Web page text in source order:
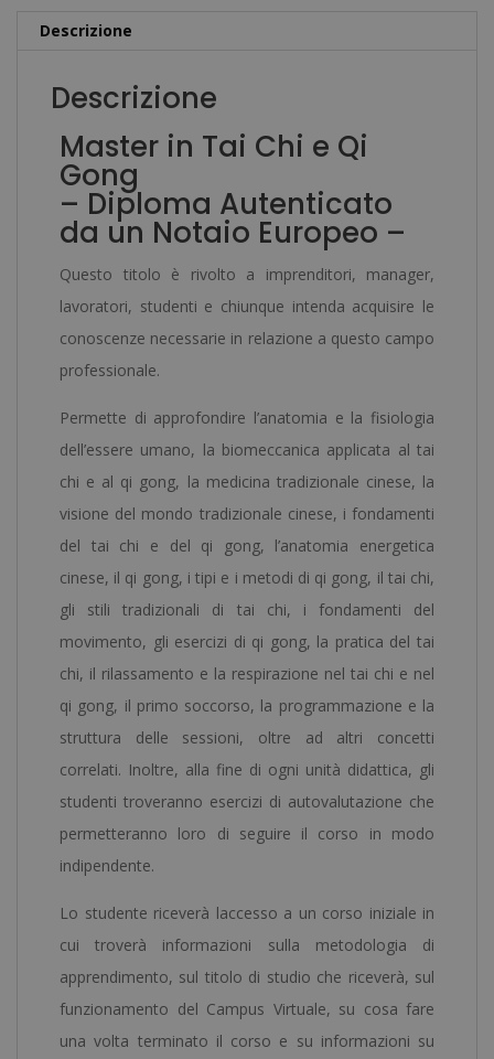
Gong
v
:
Descrizione
Descrizione
Master in Tai Chi e Qi
Gong
– Diploma Autenticato
da un Notaio Europeo –
Questo titolo è rivolto a imprenditori, manager,
lavoratori, studenti e chiunque intenda acquisire le
conoscenze necessarie in relazione a questo campo
professionale.
Permette di approfondire l’anatomia e la fisiologia
dell’essere umano, la biomeccanica applicata al tai
chi e al qi gong, la medicina tradizionale cinese, la
visione del mondo tradizionale cinese, i fondamenti
del tai chi e del qi gong, l’anatomia energetica
cinese, il qi gong, i tipi e i metodi di qi gong, il tai chi,
gli stili tradizionali di tai chi, i fondamenti del
movimento, gli esercizi di qi gong, la pratica del tai
chi, il rilassamento e la respirazione nel tai chi e nel
qi gong, il primo soccorso, la programmazione e la
struttura delle sessioni, oltre ad altri concetti
correlati. Inoltre, alla fine di ogni unità didattica, gli
studenti troveranno esercizi di autovalutazione che
permetteranno loro di seguire il corso in modo
indipendente.
Lo studente riceverà laccesso a un corso iniziale in
cui troverà informazioni sulla metodologia di
apprendimento, sul titolo di studio che riceverà, sul
funzionamento del Campus Virtuale, su cosa fare
una volta terminato il corso e su informazioni su